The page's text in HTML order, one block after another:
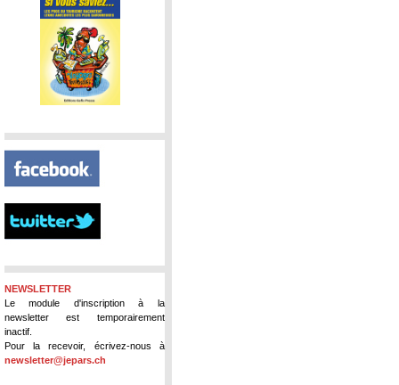
NEWSLETTER
Le module d'inscription à la
newsletter est temporairement
inactif.
Pour la recevoir, écrivez-nous à
newsletter@jepars.ch